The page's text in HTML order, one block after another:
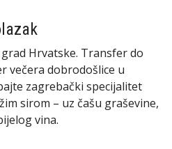
Hrvatske. Transfer do
večera dobrodošlice u
zagrebački specijalitet
sirom – uz čašu graševine,
vina.